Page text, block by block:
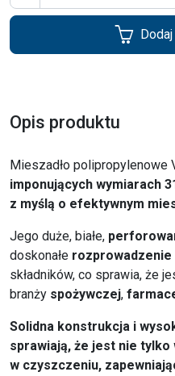
Opis produktu
Mieszadło polipropylenowe
imponujących wymiarach
z myślą o efektywnym
Jego duże, białe,
doskonałe rozprowadzenie
składników, co sprawia, że
branży spożywczej,
Solidna konstrukcja i
sprawiają, że jest nie tylko
w czyszczeniu,